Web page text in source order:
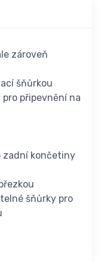
zároveň
šňůrkou
připevnění na
zadní končetiny
šňůrky pro